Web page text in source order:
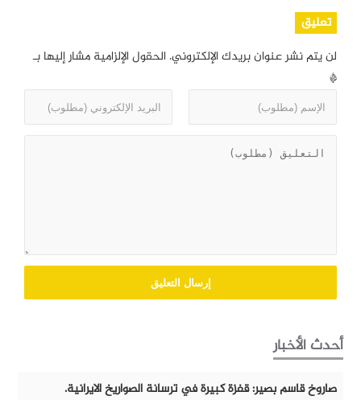
تعليق
لن يتم نشر عنوان بريدك الإلكتروني. الحقول الإلزامية مشار إليها بـ
*
أحدث الأخبار
صاروخ قاسم بصير: قفزة كبيرة في ترسانة الصواريخ الايرانية.